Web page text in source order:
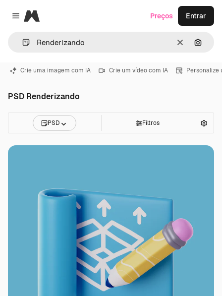
Close menu
Magnific
Limpar
Preços Entrar
Crie uma imagem com IA Crie um vídeo com IA Personalize
PSD Renderizando
PSD Filtros